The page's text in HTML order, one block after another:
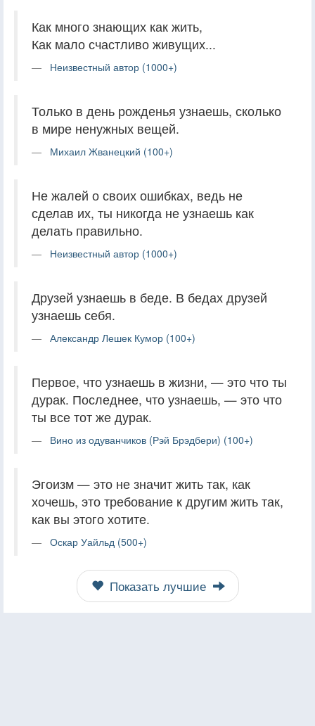
Как много знающих как жить,
Как мало счастливо живущих...
Неизвестный автор (1000+)
Только в день рожденья узнаешь, сколько
в мире ненужных вещей.
Михаил Жванецкий (100+)
Не жалей о своих ошибках, ведь не
сделав их, ты никогда не узнаешь как
делать правильно.
Неизвестный автор (1000+)
Друзей узнаешь в беде. В бедах друзей
узнаешь себя.
Александр Лешек Кумор (100+)
Первое, что узнаешь в жизни, — это что ты
дурак. Последнее, что узнаешь, — это что
ты все тот же дурак.
Вино из одуванчиков (Рэй Брэдбери) (100+)
Эгоизм — это не значит жить так, как
хочешь, это требование к другим жить так,
как вы этого хотите.
Оскар Уайльд (500+)
Показать лучшие